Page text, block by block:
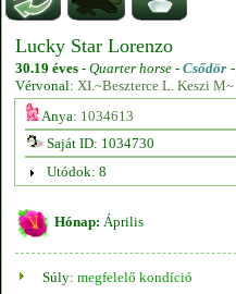
Lucky Star Lorenzo
30.19 éves - Quarter horse - Csődör -
Vérvonal: XI.~Beszterce L. Keszi M~
Anya: 1034613
Saját ID: 1034730
Utódok: 8
Hónap: Április
Súly: megfelelő kondíció